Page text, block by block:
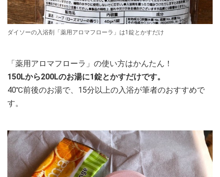
ダイソーの入浴剤「薬用アロマフローラ」は1錠とかすだけ
「薬用アロマフローラ」の使い方はかんたん！
150Lから200Lのお湯に1錠とかすだけです。
40℃前後のお湯で、15分以上の入浴が筆者のおすすめで
す。